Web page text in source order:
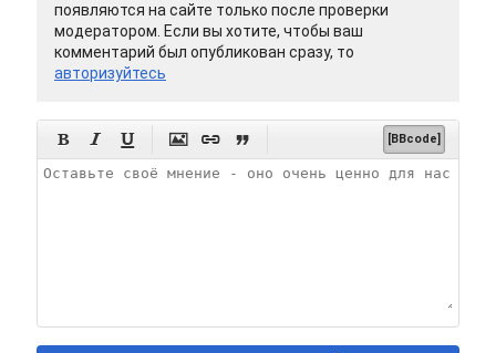
появляются на сайте только после проверки
модератором. Если вы хотите, чтобы ваш
комментарий был опубликован сразу, то
авторизуйтесь
      [BBcode]